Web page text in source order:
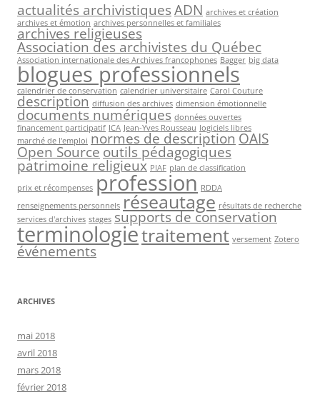
actualités archivistiquesADN archives et création
archives et émotion archives personnelles et familiales
archives religieuses
Association des archivistes du Québec
Association internationale des Archives francophones Bagger big data
blogues professionnels
calendrier de conservation calendrier universitaire Carol Couture
description diffusion des archives dimension émotionnelle
documents numériques données ouvertes
financement participatif ICA Jean-Yves Rousseau logiciels libres
marché de l'emploi normes de description OAIS
Open Source outils pédagogiques
patrimoine religieux PIAF plan de classification
prix et récompenses profession RDDA
renseignements personnels réseautage résultats de recherche
services d'archives stages supports de conservation
terminologietraitement versement Zotero
événements
ARCHIVES
mai 2018
avril 2018
mars 2018
février 2018